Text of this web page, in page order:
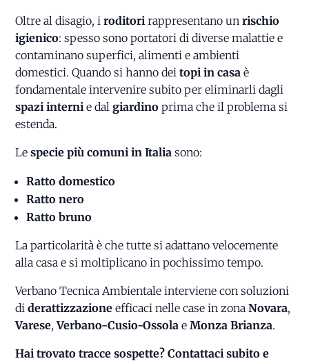
Oltre al disagio, iroditori rappresentano unrischio
igienico: spesso sono portatori di diverse malattie e
contaminano superfici, alimenti e ambienti
domestici. Quando si hanno deitopi in casa è
fondamentale intervenire subito per eliminarli dagli
spazi internie dal giardino prima che il problema si
estenda.
Lespecie più comuni in Italia sono:
Ratto domestico
Ratto nero
Ratto bruno
La particolarità è che tutte si adattano velocemente
alla casa e si moltiplicano in pochissimo tempo.
Verbano Tecnica Ambientale interviene con soluzioni
diderattizzazione efficaci nelle case in zonaNovara,
Varese,Verbano-Cusio-Ossola eMonza Brianza.
Hai trovato tracce sospette? Contattaci subito e